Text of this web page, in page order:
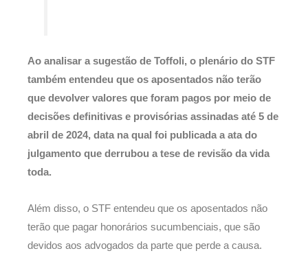
Ao analisar a sugestão de Toffoli, o plenário do STF
também entendeu que os aposentados não terão
que devolver valores que foram pagos por meio de
decisões definitivas e provisórias assinadas até 5 de
abril de 2024, data na qual foi publicada a ata do
julgamento que derrubou a tese de revisão da vida
toda.
Além disso, o STF entendeu que os aposentados não
terão que pagar honorários sucumbenciais, que são
devidos aos advogados da parte que perde a causa.